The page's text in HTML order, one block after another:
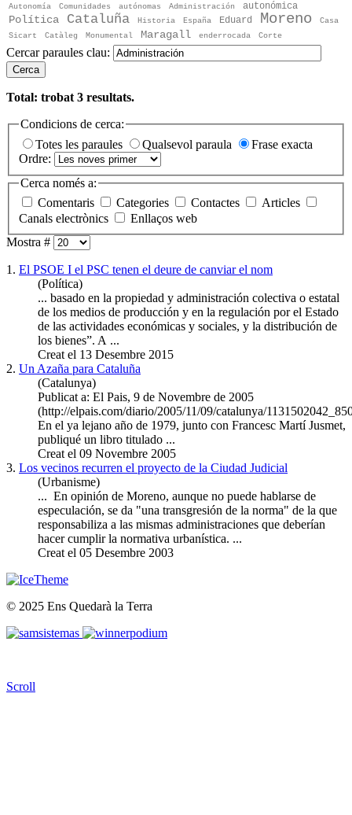
Autonomía
Comunidades autónomas Administración autonómica
Política Cataluña Historia España Eduard Moreno
Casa
Sicart
Catàleg Monumental Maragall enderrocada Corte
Cercar paraules clau:
Cerca
Total: trobat 3 resultats.
Condicions de cerca:
Totes les paraules
Qualsevol paraula
Frase exacta
Ordre:
Cerca només a:
Comentaris
Categories Contactes
Articles
Canals electrònics
Enllaços web
Mostra #
1. El PSOE I el PSC tenen el deure de canviar el nom
(Política)
... basado en la propiedad y administración colectiva o estatal
de los medios de producción y en la regulación por el Estado
de las actividades económicas y sociales, y la distribución de
los bienes”. A ...
Creat el 13 Desembre 2015
2. Un Azaña para Cataluña
(Catalunya)
Publicat a: El Pais, 9 de Novembre de 2005
(http://elpais.com/diario/2005/11/09/catalunya/
En el ya lejano año de 1979, junto con Francesc Martí Jusmet,
publiqué un libro titulado ...
Creat el 09 Novembre 2005
3. Los vecinos recurren el proyecto de la Ciudad Judicial
(Urbanisme)
... En opinión de Moreno, aunque no puede hablarse de
especulación, se da "una transgresión de la norma" de la que
responsabiliza a las mismas administraciones que deberían
hacer cumplir la normativa urbanística. ...
Creat el 05 Desembre 2003
© 2025 Ens Quedarà la Terra
Scroll